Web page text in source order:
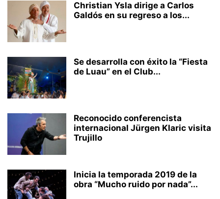
Christian Ysla dirige a Carlos
Galdós en su regreso a los...
Se desarrolla con éxito la “Fiesta
de Luau” en el Club...
Reconocido conferencista
internacional Jürgen Klaric visita
Trujillo
Inicia la temporada 2019 de la
obra “Mucho ruido por nada”...